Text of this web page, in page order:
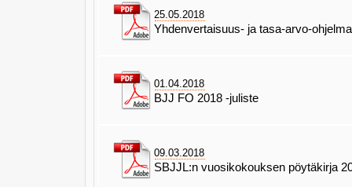
25.05.2018
Yhdenvertaisuus- ja tasa-arvo-ohjelma
01.04.2018
BJJ FO 2018 -juliste
09.03.2018
SBJJL:n vuosikokouksen pöytäkirja